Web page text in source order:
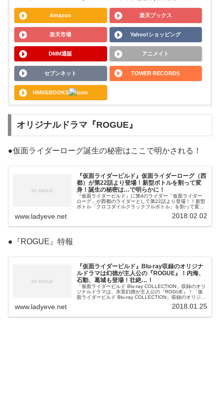
Amazon 楽天ブックス
楽天市場 Yahoo!ショッピング
DMM通販 アニメイト
セブンネット TOWER RECORDS
HMV&BOOKS
オリジナルドラマ『ROGUE』
●仮面ライダーローグ誕生の秘密はここで明かされる！
『仮面ライダービルド』仮面ライダーローグ（西
都）が第22話より登場！新型ボトルを割って変
身！誕生の秘密は…で明らかに！
『仮面ライダービルド』に第4のライダー「仮面ライダー
ローグ」が西都のライダーとして第22話より登場！！新型
ボトル「クロコダイルクラックフルボトル」を割って変
www.ladyeve.net 2018.02.02
●『ROGUE』特報
『仮面ライダービルド』Blu-ray収録のオリジナ
ルドラマは幻徳が主人公の『ROGUE』！内海、
石動、葛城も登場！壮絶…！
「仮面ライダービルド Blu-ray COLLECTION」収録のオリ
ジナルドラマは、氷室幻徳が主人公の『ROGUE』！「仮
面ライダービルド Blu-ray COLLECTION」収録のオリジナ
www.ladyeve.net 2018.01.25